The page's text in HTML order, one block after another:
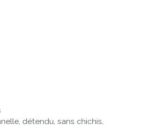
détendu, sans chichis,